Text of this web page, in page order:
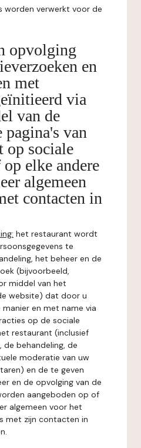
worden verwerkt voor de
opvolging
en
met
via
van de
van
op sociale
elke andere
algemeen
contacten in
het restaurant wordt
te
het beheer en de
(bijvoorbeeld,
middel van het
website) dat door u
en met name via
op de sociale
restaurant (inclusief
behandeling, de
moderatie van uw
en de te geven
en de opvolging van de
aangeboden op of
algemeen voor het
met zijn contacten in